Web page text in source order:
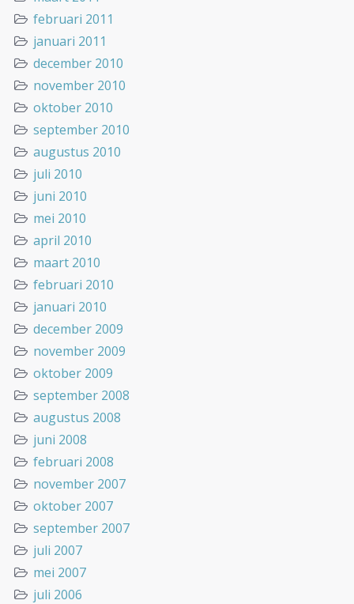
februari 2011
januari 2011
december 2010
november 2010
oktober 2010
september 2010
augustus 2010
juli 2010
juni 2010
mei 2010
april 2010
maart 2010
februari 2010
januari 2010
december 2009
november 2009
oktober 2009
september 2008
augustus 2008
juni 2008
februari 2008
november 2007
oktober 2007
september 2007
juli 2007
mei 2007
juli 2006